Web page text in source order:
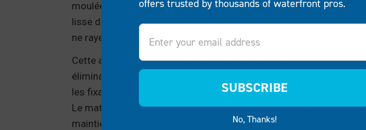
moulée élimine complètement ces dangers, offrant une surface
lisse de haut en bas qui ne s’accroche pas aux maillots de bain ni
ne raye la peau.
Cette approche intégrée signifie aussi zéro besoin d’entretien,
éliminant le besoin de serrer la quincaillerie lâche, de remplacer
les fixations corrodées ou de repeindre des surfaces rouillées.
Le matériau en polyéthylène résiste à la dégradation UV et
maintient son intégrité structurelle saison après saison, faisant
offers trusted by thousands of waterfront pros.
Email
SUBSCRIBE
No, Thanks!